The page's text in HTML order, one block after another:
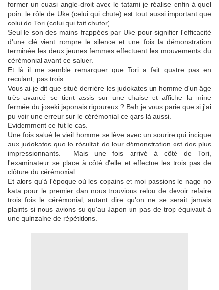
former un quasi angle-droit avec le tatami je réalise enfin à quel
point le rôle de Uke (celui qui chute) est tout aussi important que
celui de Tori (celui qui fait chuter).
Seul le son des mains frappées par Uke pour signifier l'efficacité
d'une clé vient rompre le silence et une fois la démonstration
terminée les deux jeunes femmes effectuent les mouvements du
cérémonial avant de saluer.
Et là il me semble remarquer que Tori a fait quatre pas en
reculant, pas trois.
Vous ai-je dit que situé derrière les judokates un homme d'un âge
très avancé se tient assis sur une chaise et affiche la mine
fermée du joseki japonais rigoureux ? Bah je vous parie que si j'ai
pu voir une erreur sur le cérémonial ce gars là aussi.
Evidemment ce fut le cas.
Une fois salué le vieil homme se lève avec un sourire qui indique
aux judokates que le résultat de leur démonstration est des plus
impressionnants. Mais une fois arrivé à côté de Tori,
l'examinateur se place à côté d'elle et effectue les trois pas de
clôture du cérémonial.
Et alors qu'à l'époque où les copains et moi passions le nage no
kata pour le premier dan nous trouvions relou de devoir refaire
trois fois le cérémonial, autant dire qu'on ne se serait jamais
plaints si nous avions su qu'au Japon un pas de trop équivaut à
une quinzaine de répétitions.